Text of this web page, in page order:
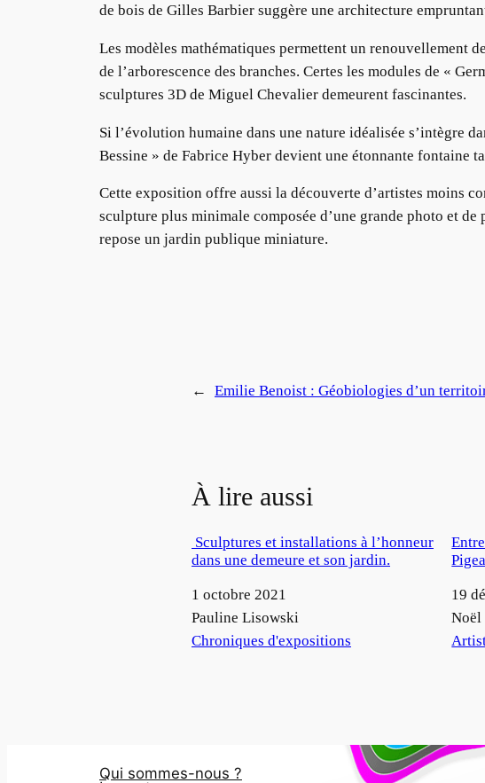
de bois de Gilles Barbier suggère une architecture
Les modèles mathématiques permettent un renouvellement
de l’arborescence des branches. Certes les modules de «
sculptures 3D de Miguel Chevalier demeurent fascinantes.
Si l’évolution humaine dans une nature idéalisée s’intègre
Bessine » de Fabrice Hyber devient une étonnante fontaine
Cette exposition offre aussi la découverte d’artistes moins
sculpture plus minimale composée d’une grande photo et
repose un jardin publique miniature.
← Emilie Benoist : Géobiologies d’un
À lire aussi
Sculptures et installations à l’honneur
dans une demeure et son jardin.
Date
1 octobre 2021
Auteur
Pauline Lisowski
Par rapport à
Chroniques d'expositions
Date
19
Par
Qui sommes-nous ?